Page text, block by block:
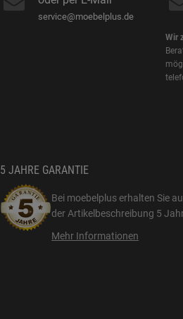
service@moebelplus.de
Wir
5 JAHRE GARANTIE
Bei moebelplus erhalten Sie
der Artikelbeschreibung 5
Mehr Informationen